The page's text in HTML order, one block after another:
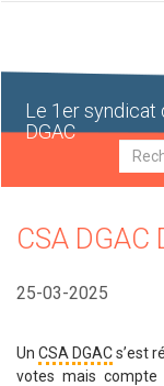
Le 1er syndicat
DGAC
CSA DGAC
25-03-2025
Un CSA DGACs’est
votes mais compte